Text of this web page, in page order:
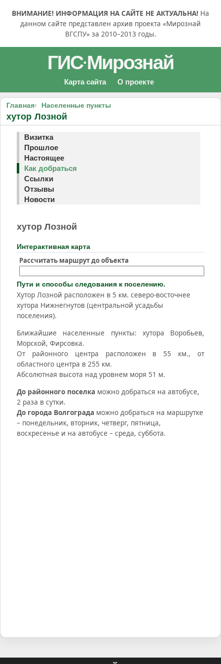
ВНИМАНИЕ! ИНФОРМАЦИЯ НА САЙТЕ НЕ АКТУАЛЬНА! На
данном сайте представлен архив проекта «Мирознай
ВГСПУ» за 2010–2013 годы.
ГИС·Мирознай
Карта сайта О проекте
Главная Населенные пункты
хутор Лозной
Визитка
Прошлое
Настоящее
Как добраться
Ссылки
Отзывы
Новости
хутор Лозной
Интерактивная карта
Рассчитать маршрут до объекта
Пути и способы следования к поселению.
Хутор Лозной расположен в 5 км. северо-восточнее
хутора Нижнегнутов (центральной усадьбы
поселения).
Ближайшие населенные пункты: хутора Воробьев,
Морской, Фирсовка.
От районного центра расположен в 55 км., от
областного центра в 255 км.
Абсолютная высота над уровнем моря 51 м.
До районного поселка можно добраться на автобусе,
2 раза в сутки.
До города Волгограда можно добраться на маршрутке
– понедельник, вторник, четверг, пятница,
воскресенье и на автобусе – среда, суббота.